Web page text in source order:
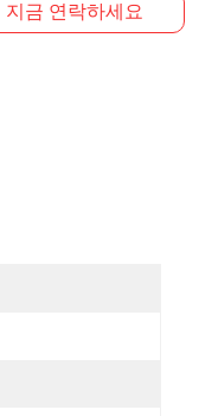
지금 연락하세요